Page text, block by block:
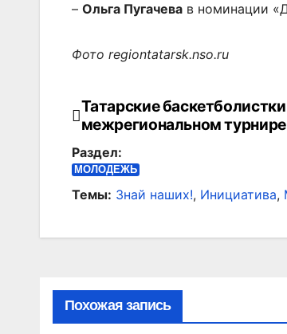
– Ольга Пугачева в номинации
Фото regiontatarsk.nso.ru
Навигация
по
записям
Татарские
межрегиональном турнире
Раздел:
МОЛОДЕЖЬ
Темы: Знай наших!, Инициатива,
Похожая запись